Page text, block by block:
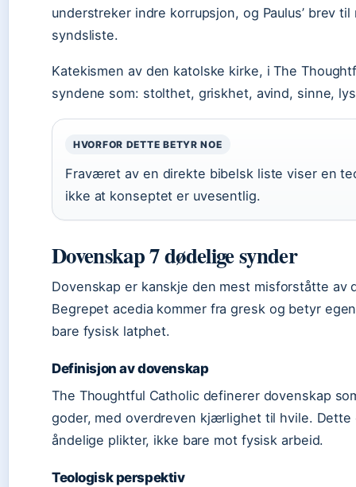
understreker indre korrupsjon, og Paulus’ brev
syndsliste.
Katekismen av den katolske kirke, i The
syndene som: stolthet, griskhet, avind, sinne,
HVORFOR DETTE BETYR NOE
Fraværet av en direkte bibelsk liste viser en
ikke at konseptet er uvesentlig.
Dovenskap 7 dødelige synder
Dovenskap er kanskje den mest misforståtte av
Begrepet acedia kommer fra gresk og betyr
bare fysisk latphet.
Definisjon av dovenskap
The Thoughtful Catholic definerer dovenskap
goder, med overdreven kjærlighet til hvile.
åndelige plikter, ikke bare mot fysisk arbeid.
Teologisk perspektiv